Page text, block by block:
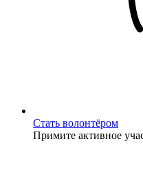
Стать волонтёром
Примите активное